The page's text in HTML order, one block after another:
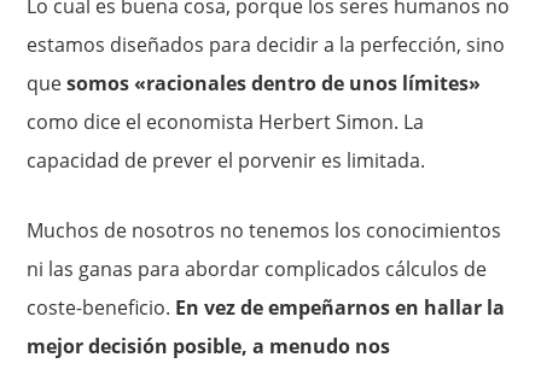
Lo cual es buena cosa, porque los seres humanos no
estamos dise­ñados para decidir a la perfección, sino
quesomos «racionales dentro de unos límites»
como dice el economista Herbert Simon. La
capacidad de prever el porvenir es limitada.
Muchos de nosotros no tenemos los conocimientos
ni las ganas para abordar complicados cálculos de
coste-beneficio. En vez de empeñarnos en hallar la
mejor decisión posible, a menudo nos